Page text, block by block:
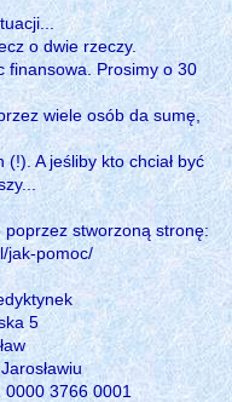
o dwie rzeczy.
finansowa. Prosimy o 30
wiele osób da sumę,
A jeśliby kto chciał być
poprzez stworzoną stronę:
jak-pomoc/
5
3766 0001